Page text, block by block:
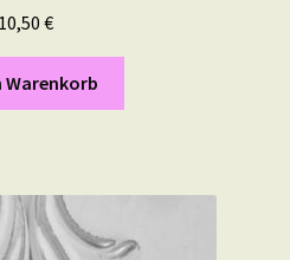
10,50 €
Warenkorb